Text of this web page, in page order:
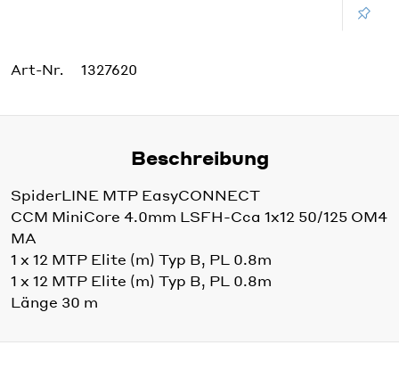
Art-Nr. 1327620
Beschreibung
SpiderLINE MTP EasyCONNECT
CCM MiniCore 4.0mm LSFH-Cca 1x12 50/125 OM4
MA
1 x 12 MTP Elite (m) Typ B, PL 0.8m
1 x 12 MTP Elite (m) Typ B, PL 0.8m
Länge 30 m